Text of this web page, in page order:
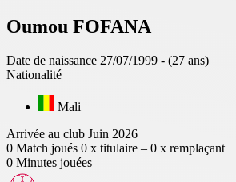
Oumou FOFANA
Date de naissance 27/07/1999 - (27 ans)
Nationalité
Mali
Arrivée au club Juin 2026
0 Match joués 0 x titulaire – 0 x remplaçant
0 Minutes jouées